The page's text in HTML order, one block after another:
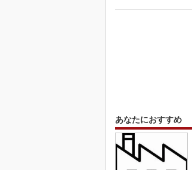
あなたにおすすめ